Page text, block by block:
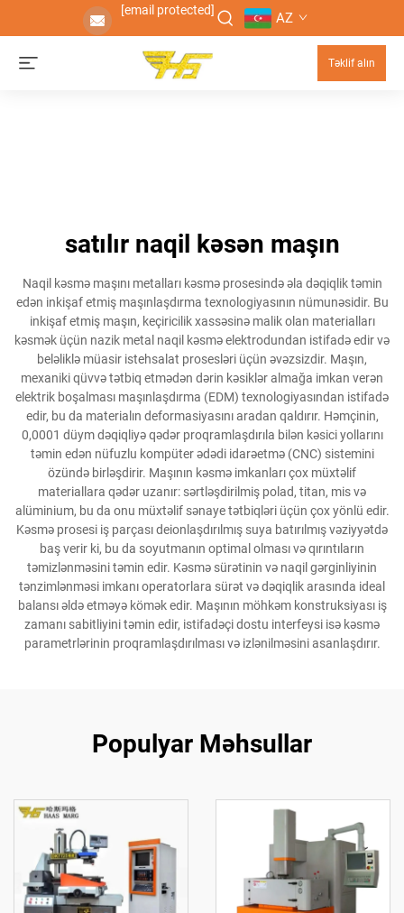
[email protected] AZ
Təklif alın
satılır naqil kəsən maşın
Naqil kəsmə maşını metalları kəsmə prosesində əla dəqiqlik təmin
edən inkişaf etmiş maşınlaşdırma texnologiyasının nümunəsidir. Bu
inkişaf etmiş maşın, keçiricilik xassəsinə malik olan materialları
kəsmək üçün nazik metal naqil kəsmə elektrodundan istifadə edir və
beləliklə müasir istehsalat prosesləri üçün əvəzsizdir. Maşın,
mexaniki qüvvə tətbiq etmədən dərin kəsiklər almağa imkan verən
elektrik boşalması maşınlaşdırma (EDM) texnologiyasından istifadə
edir, bu da materialın deformasiyasını aradan qaldırır. Həmçinin,
0,0001 düym dəqiqliyə qədər proqramlaşdırıla bilən kəsici yollarını
təmin edən nüfuzlu kompüter ədədi idarəetmə (CNC) sistemini
özündə birləşdirir. Maşının kəsmə imkanları çox müxtəlif
materiallara qədər uzanır: sərtləşdirilmiş polad, titan, mis və
alüminium, bu da onu müxtəlif sənaye tətbiqləri üçün çox yönlü edir.
Kəsmə prosesi iş parçası deionlaşdırılmış suya batırılmış vəziyyətdə
baş verir ki, bu da soyutmanın optimal olması və qırıntıların
təmizlənməsini təmin edir. Kəsmə sürətinin və naqil gərginliyinin
tənzimlənməsi imkanı operatorlara sürət və dəqiqlik arasında ideal
balansı əldə etməyə kömək edir. Maşının möhkəm konstruksiyası iş
zamanı sabitliyini təmin edir, istifadəçi dostu interfeysi isə kəsmə
parametrlərinin proqramlaşdırılması və izlənilməsini asanlaşdırır.
Populyar Məhsullar